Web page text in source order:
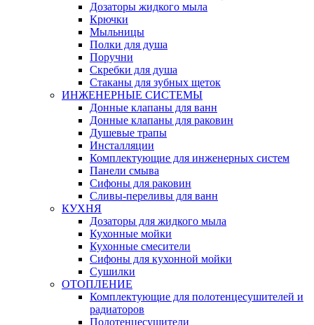
Дозаторы жидкого мыла
Крючки
Мыльницы
Полки для душа
Поручни
Скребки для душа
Стаканы для зубных щеток
ИНЖЕНЕРНЫЕ СИСТЕМЫ
Донные клапаны для ванн
Донные клапаны для раковин
Душевые трапы
Инсталляции
Комплектующие для инженерных систем
Панели смыва
Сифоны для раковин
Сливы-переливы для ванн
КУХНЯ
Дозаторы для жидкого мыла
Кухонные мойки
Кухонные смесители
Сифоны для кухонной мойки
Сушилки
ОТОПЛЕНИЕ
Комплектующие для полотенцесушителей и
радиаторов
Полотенцесушители